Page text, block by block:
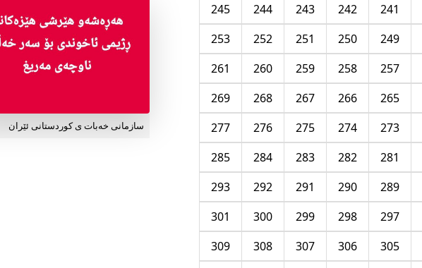
241
242
243
244
245
249
250
251
252
253
257
258
259
260
261
265
266
267
268
269
273
274
275
276
277
281
282
283
284
285
289
290
291
292
293
297
298
299
300
301
305
306
307
308
309
سازمانی خەبات ی کوردستانی ئێران